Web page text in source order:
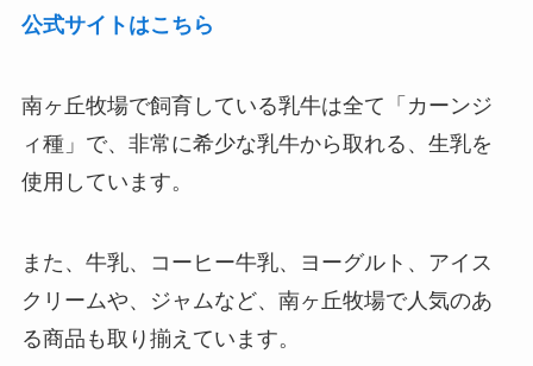
公式サイトはこちら
南ヶ丘牧場で飼育している乳牛は全て「カーンジ
ィ種」で、非常に希少な乳牛から取れる、生乳を
使用しています。
また、牛乳、コーヒー牛乳、ヨーグルト、アイス
クリームや、ジャムなど、南ヶ丘牧場で人気のあ
る商品も取り揃えています。